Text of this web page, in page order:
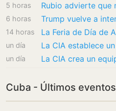
5 horas
6 horas
14 horas
un día
un día
Cuba - Últimos eventos